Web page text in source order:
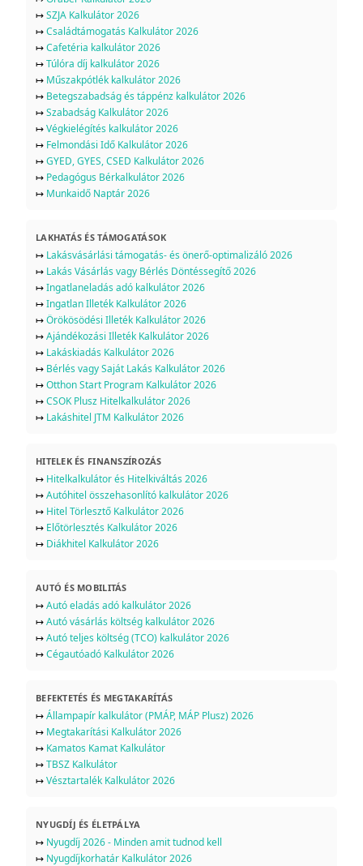
↦SZJA Kalkulátor 2026
↦Családtámogatás Kalkulátor 2026
↦Cafetéria kalkulátor 2026
↦Túlóra díj kalkulátor 2026
↦ Műszakpótlék kalkulátor 2026
↦ Betegszabadság és táppénz kalkulátor 2026
↦Szabadság Kalkulátor 2026
↦Végkielégítés kalkulátor 2026
↦ Felmondási Idő Kalkulátor 2026
↦GYED, GYES, CSED Kalkulátor 2026
↦ Pedagógus Bérkalkulátor 2026
↦ Munkaidő Naptár 2026
LAKHATÁS ÉS TÁMOGATÁSOK
↦ Lakásvásárlási támogatás- és önerő-optimalizáló 2026
↦ Lakás Vásárlás vagy Bérlés Döntéssegítő 2026
↦Ingatlaneladás adó kalkulátor 2026
↦Ingatlan Illeték Kalkulátor 2026
↦Örökösödési Illeték Kalkulátor 2026
↦Ajándékozási Illeték Kalkulátor 2026
↦ Lakáskiadás Kalkulátor 2026
↦ Bérlés vagy Saját Lakás Kalkulátor 2026
↦Otthon Start Program Kalkulátor 2026
↦CSOK Plusz Hitelkalkulátor 2026
↦ Lakáshitel JTM Kalkulátor 2026
HITELEK ÉS FINANSZÍROZÁS
↦ Hitelkalkulátor és Hitelkiváltás 2026
↦Autóhitel összehasonlító kalkulátor 2026
↦ Hitel Törlesztő Kalkulátor 2026
↦ Előtörlesztés Kalkulátor 2026
↦ Diákhitel Kalkulátor 2026
AUTÓ ÉS MOBILITÁS
↦Autó eladás adó kalkulátor 2026
↦Autó vásárlás költség kalkulátor 2026
↦Autó teljes költség (TCO) kalkulátor 2026
↦Cégautóadó Kalkulátor 2026
BEFEKTETÉS ÉS MEGTAKARÍTÁS
↦Állampapír kalkulátor (PMÁP, MÁP Plusz) 2026
↦ Megtakarítási Kalkulátor 2026
↦ Kamatos Kamat Kalkulátor
↦TBSZ Kalkulátor
↦Vésztartalék Kalkulátor 2026
NYUGDÍJ ÉS ÉLETPÁLYA
↦ Nyugdíj 2026 - Minden amit tudnod kell
↦ Nyugdíjkorhatár Kalkulátor 2026